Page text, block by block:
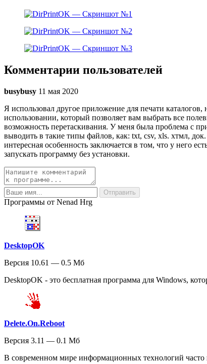
Комментарии пользователей
busybusy 11 мая 2020
Я использовал другое приложение для печати
использовании, который позволяет вам выбрать все
возможность перетаскивания. У меня была проблема с
выводить в такие типы файлов, как: txt, csv, xls. хтмл,
интересная особенность заключается в том, что у него
запускать программу без установки.
Программы от Nenad Hrg
DesktopOK
Версия 10.61 — 0.5 Мб
DesktopOK - это бесплатная программа для Windows,
Delete.On.Reboot
Версия 3.11 — 0.1 Мб
В современном мире информационных технологий часто